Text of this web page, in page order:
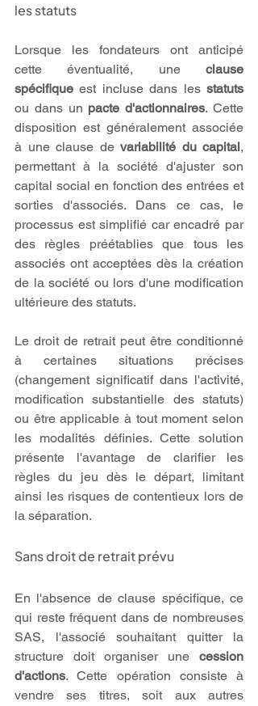
les statuts
Lorsque les fondateurs ont anticipé
cette éventualité, une clause
spécifique est incluse dans les statuts
ou dans un pacte d'actionnaires. Cette
disposition est généralement associée
à une clause de variabilité du capital,
permettant à la société d'ajuster son
capital social en fonction des entrées et
sorties d'associés. Dans ce cas, le
processus est simplifié car encadré par
des règles préétablies que tous les
associés ont acceptées dès la création
de la société ou lors d'une modification
ultérieure des statuts.
Le droit de retrait peut être conditionné
à certaines situations précises
(changement significatif dans l'activité,
modification substantielle des statuts)
ou être applicable à tout moment selon
les modalités définies. Cette solution
présente l'avantage de clarifier les
règles du jeu dès le départ, limitant
ainsi les risques de contentieux lors de
la séparation.
Sans droit de retrait prévu
En l'absence de clause spécifique, ce
qui reste fréquent dans de nombreuses
SAS, l'associé souhaitant quitter la
structure doit organiser une cession
d'actions. Cette opération consiste à
vendre ses titres, soit aux autres